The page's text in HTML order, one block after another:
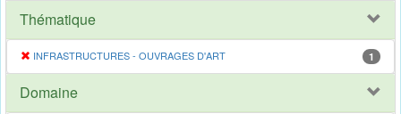
Thématique
INFRASTRUCTURES - OUVRAGES D'ART 1
Domaine